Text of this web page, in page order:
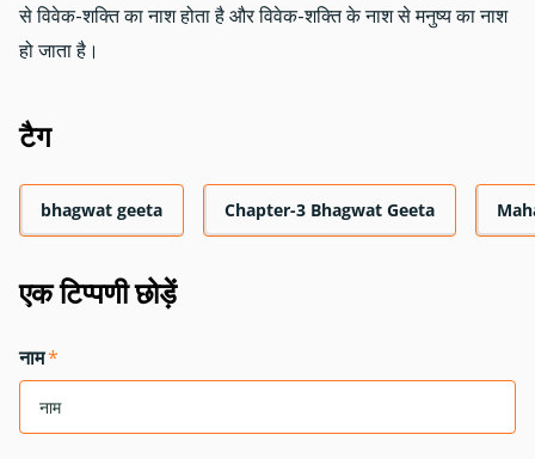
से विवेक-शक्ति का नाश होता है और विवेक-शक्ति के नाश से मनुष्य का नाश
हो जाता है।
टैग
bhagwat geeta Chapter-3 Bhagwat Geeta
एक टिप्पणी छोड़ें
नाम*